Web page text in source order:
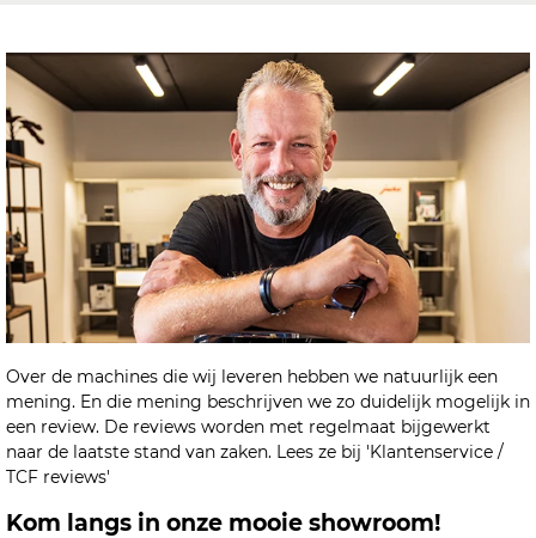
Over de machines die wij leveren hebben we natuurlijk een
mening. En die mening beschrijven we zo duidelijk mogelijk in
een review. De reviews worden met regelmaat bijgewerkt
naar de laatste stand van zaken. Lees ze bij 'Klantenservice /
TCF reviews'
Kom langs in onze mooie showroom!